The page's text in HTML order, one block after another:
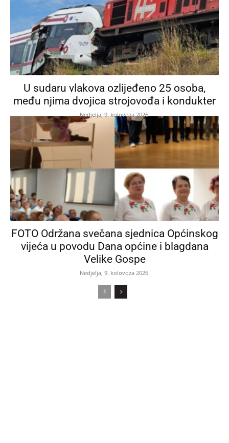
U sudaru vlakova ozlijeđeno 25 osoba,
među njima dvojica strojovođa i kondukter
Nedjelja, 9. kolovoza 2026.
FOTO Održana svečana sjednica Općinskog
vijeća u povodu Dana općine i blagdana
Velike Gospe
Nedjelja, 9. kolovoza 2026.